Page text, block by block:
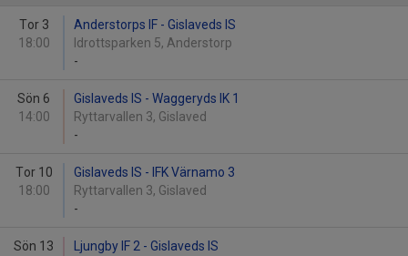
Tor 3
18:00
Anderstorps IF - Gislaveds IS
Idrottsparken 5, Anderstorp
-
Sön 6
14:00
Gislaveds IS - Waggeryds IK 1
Ryttarvallen 3, Gislaved
-
Tor 10
18:00
Gislaveds IS - IFK Värnamo 3
Ryttarvallen 3, Gislaved
-
Sön 13
Ljungby IF 2 - Gislaveds IS